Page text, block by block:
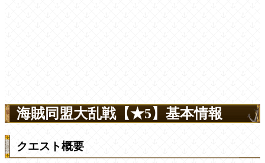
海賊同盟大乱戦【★5】基本情報
クエスト概要